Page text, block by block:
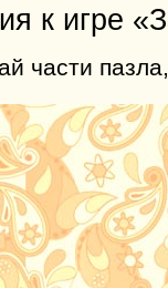
к игре
части